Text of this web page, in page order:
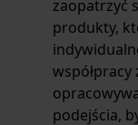
zaopatrzyć
produkty,
podejścia,